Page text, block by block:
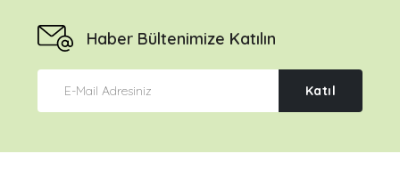
Haber Bültenimize Katılın
Katıl